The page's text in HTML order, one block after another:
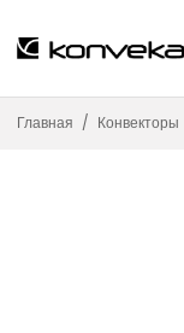
Главная / Конвекторы